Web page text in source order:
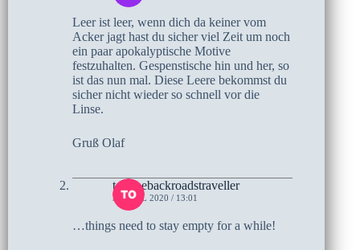
Leer ist leer, wenn dich da keiner vom
Acker jagt hast du sicher viel Zeit um noch
ein paar apokalyptische Motive
festzuhalten. Gespenstische hin und her, so
ist das nun mal. Diese Leere bekommst du
sicher nicht wieder so schnell vor die
Linse.
Gruß Olaf
tomthebackroadstraveller
3. APRIL 2020 / 13:01
…things need to stay empty for a while!